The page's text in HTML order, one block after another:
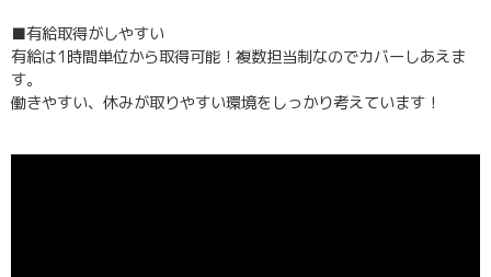
■有給取得がしやすい
有給は1時間単位から取得可能！複数担当制なのでカバーしあえま
す。
働きやすい、休みが取りやすい環境をしっかり考えています！